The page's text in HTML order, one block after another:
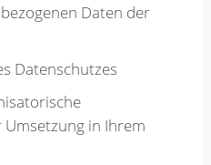
Daten der
Datenschutzes
in Ihrem